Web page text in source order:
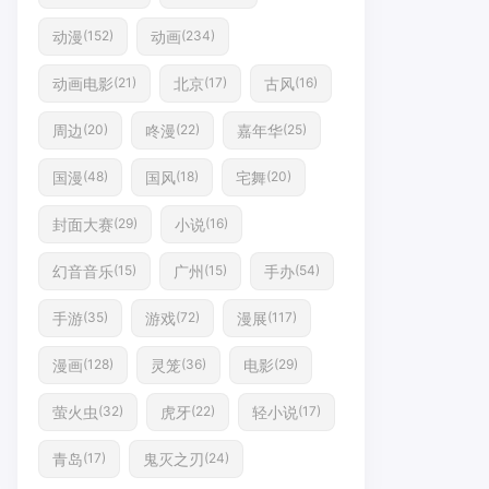
动漫(152) 动画(234)
动画电影(21) 北京(17) 古风(16)
周边 (20) 咚漫(22) 嘉年华(25)
国漫(48) 国风(18) 宅舞(20)
封面大赛(29) 小说(16)
幻音音乐(15) 广州 (15) 手办(54)
手游(35) 游戏(72) 漫展(117)
漫画(128) 灵笼(36) 电影(29)
萤火虫 (32) 虎牙(22) 轻小说(17)
青岛(17) 鬼灭之刃(24)